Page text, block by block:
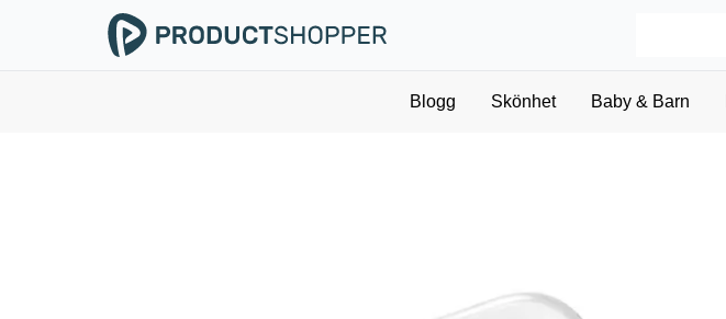
Blogg Skönhet Baby & Barn